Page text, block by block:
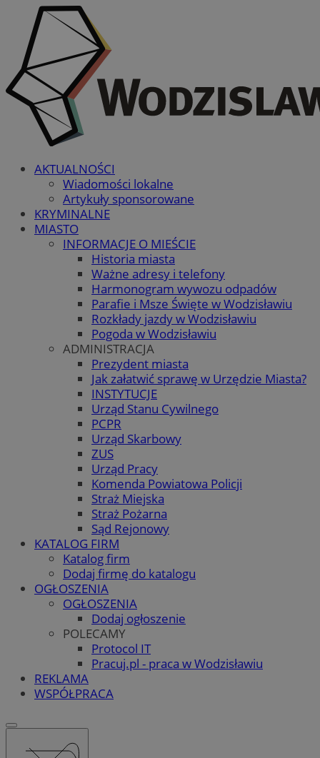
AKTUALNOŚCI
Wiadomości lokalne
Artykuły sponsorowane
KRYMINALNE
MIASTO
INFORMACJE O MIEŚCIE
Historia miasta
Ważne adresy i telefony
Harmonogram wywozu odpadów
Parafie i Msze Święte w Wodzisławiu
Rozkłady jazdy w Wodzisławiu
Pogoda w Wodzisławiu
ADMINISTRACJA
Prezydent miasta
Jak załatwić sprawę w Urzędzie Miasta?
INSTYTUCJE
Urząd Stanu Cywilnego
PCPR
Urząd Skarbowy
ZUS
Urząd Pracy
Komenda Powiatowa Policji
Straż Miejska
Straż Pożarna
Sąd Rejonowy
KATALOG FIRM
Katalog firm
Dodaj firmę do katalogu
OGŁOSZENIA
OGŁOSZENIA
Dodaj ogłoszenie
POLECAMY
Protocol IT
Pracuj.pl - praca w Wodzisławiu
REKLAMA
WSPÓŁPRACA